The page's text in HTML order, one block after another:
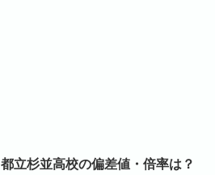
都立杉並高校の偏差値・倍率は？